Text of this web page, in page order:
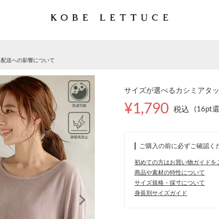
送への影響について
サイズが選べるカシミア
¥1,790 税込 (16pt
ご購入の前に必ずご確認く
初めての方はお買い物ガイドを
商品や素材の特性について
サイズ規格・採寸について
身長別サイズガイド